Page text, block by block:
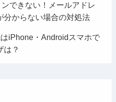
できない！メールアドレ
分からない場合の対処法
iPhone・Androidスマホで
は？